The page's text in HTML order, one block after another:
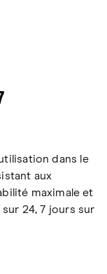
dans le
aux
maximale et
24, 7 jours sur